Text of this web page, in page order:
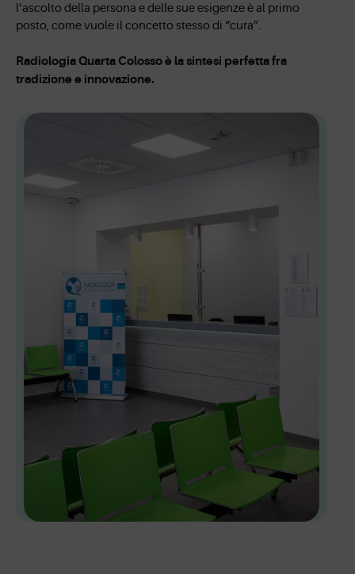
l’ascolto della persona e delle sue esigenze è al primo
posto, come vuole il concetto stesso di “cura”.
Radiologia Quarta Colosso è la sintesi perfetta fra
tradizione e innovazione.